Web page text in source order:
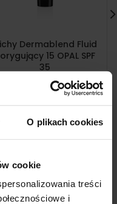
O plikach cookies
cookie
treści
i
Dermablend Fluid
15 OPAL SPF
35
148,13zł